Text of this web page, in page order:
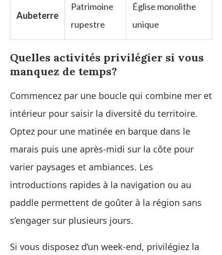
Aubeterre
Patrimoine
rupestre
Église monolithe
unique
Quelles activités privilégier si vous
manquez de temps?
Commencez par une boucle qui combine mer et
intérieur pour saisir la diversité du territoire.
Optez pour une matinée en barque dans le
marais puis une après-midi sur la côte pour
varier paysages et ambiances. Les
introductions rapides à la navigation ou au
paddle permettent de goûter à la région sans
s’engager sur plusieurs jours.
Si vous disposez d’un week-end, privilégiez la